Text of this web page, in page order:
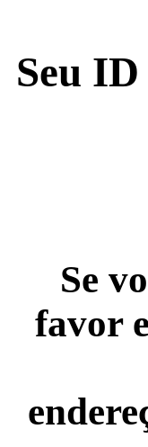
Seu
Se
favor